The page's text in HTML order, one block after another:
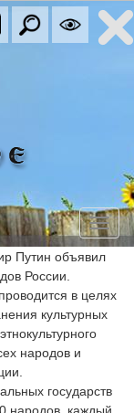
Путин объявил
России.
в целях
культурных
народов и
государств